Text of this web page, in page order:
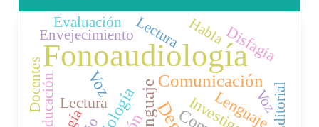
Fonoaudiología
LenguajeComunicación
Voz
Lenguaje
Disfagia
Lectura
Habla
Educación
Lectura
Envejecimiento
Docentes VozEditorial
Evaluación